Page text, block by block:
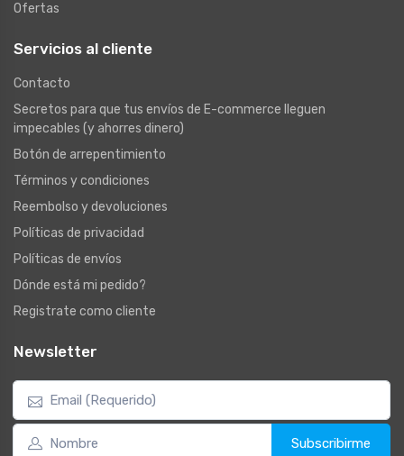
Ofertas
Servicios al cliente
Contacto
Secretos para que tus envíos de E-commerce lleguen
impecables (y ahorres dinero)
Botón de arrepentimiento
Términos y condiciones
Reembolso y devoluciones
Políticas de privacidad
Políticas de envíos
Dónde está mi pedido?
Registrate como cliente
Newsletter
Subscribirme